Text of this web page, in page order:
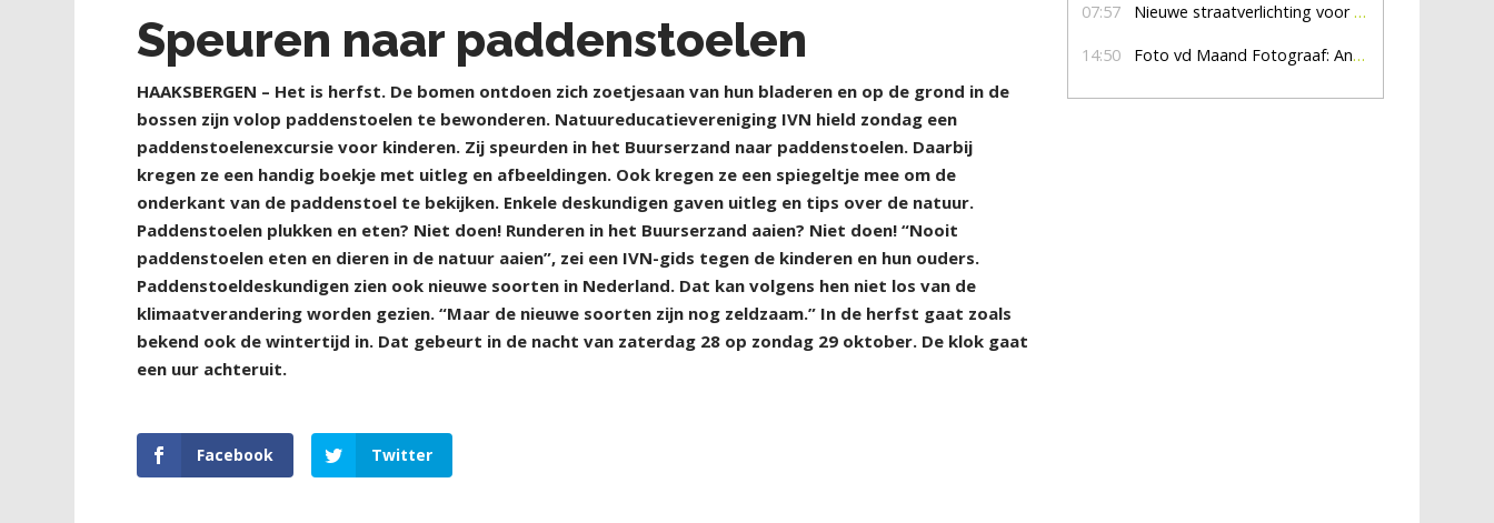
Speuren naar paddenstoelen
HAAKSBERGEN – Het is herfst. De bomen ontdoen zich zoetjesaan van hun bladeren en op de grond in de
bossen zijn volop paddenstoelen te bewonderen. Natuureducatievereniging IVN hield zondag een
paddenstoelenexcursie voor kinderen. Zij speurden in het Buurserzand naar paddenstoelen. Daarbij
kregen ze een handig boekje met uitleg en afbeeldingen. Ook kregen ze een spiegeltje mee om de
onderkant van de paddenstoel te bekijken. Enkele deskundigen gaven uitleg en tips over de natuur.
Paddenstoelen plukken en eten? Niet doen! Runderen in het Buurserzand aaien? Niet doen! “Nooit
paddenstoelen eten en dieren in de natuur aaien”, zei een IVN-gids tegen de kinderen en hun ouders.
Paddenstoeldeskundigen zien ook nieuwe soorten in Nederland. Dat kan volgens hen niet los van de
klimaatverandering worden gezien. “Maar de nieuwe soorten zijn nog zeldzaam.” In de herfst gaat zoals
bekend ook de wintertijd in. Dat gebeurt in de nacht van zaterdag 28 op zondag 29 oktober. De klok gaat
een uur achteruit.
Facebook Twitter
07:57 Nieuwe straatverlichting voor De Veldmaat en De Pas
14:50 Foto vd Maand Fotograaf: Anna Jalving